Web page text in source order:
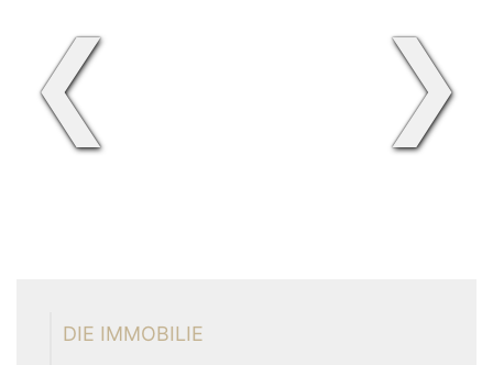
❮ ❯
DIE IMMOBILIE